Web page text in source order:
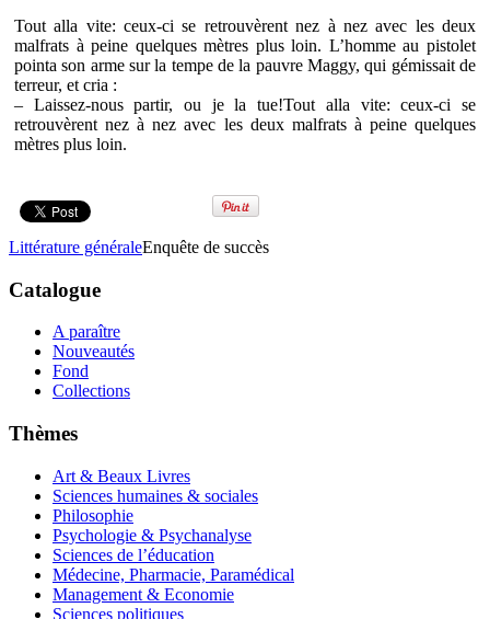
Tout alla vite: ceux-ci se retrouvèrent nez à nez avec les deux
malfrats à peine quelques mètres plus loin. L’homme au pistolet
pointa son arme sur la tempe de la pauvre Maggy, qui gémissait de
terreur, et cria :
– Laissez-nous partir, ou je la tue!Tout alla vite: ceux-ci se
retrouvèrent nez à nez avec les deux malfrats à peine quelques
mètres plus loin.
Littérature généraleEnquête de succès
Catalogue
A paraître
Nouveautés
Fond
Collections
Thèmes
Art & Beaux Livres
Sciences humaines & sociales
Philosophie
Psychologie & Psychanalyse
Sciences de l’éducation
Médecine, Pharmacie, Paramédical
Management & Economie
Sciences politiques